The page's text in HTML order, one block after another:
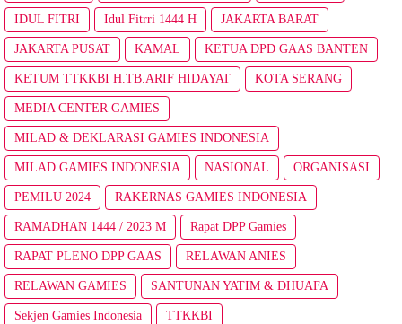
IDUL FITRI Idul Fitrri 1444 H JAKARTA BARAT
JAKARTA PUSAT KAMAL KETUA DPD GAAS BANTEN
KETUM TTKKBI H.TB.ARIF HIDAYAT KOTA SERANG
MEDIA CENTER GAMIES
MILAD & DEKLARASI GAMIES INDONESIA
MILAD GAMIES INDONESIA NASIONAL ORGANISASI
PEMILU 2024 RAKERNAS GAMIES INDONESIA
RAMADHAN 1444 / 2023 M Rapat DPP Gamies
RAPAT PLENO DPP GAAS RELAWAN ANIES
RELAWAN GAMIES SANTUNAN YATIM & DHUAFA
Sekjen Gamies Indonesia TTKKBI